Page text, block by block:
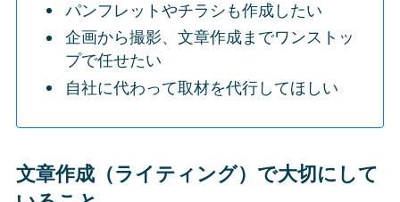
パンフレットやチラシも作成したい
企画から撮影、文章作成までワンストッ
プで任せたい
自社に代わって取材を代行してほしい
文章作成（ライティング）で大切にして